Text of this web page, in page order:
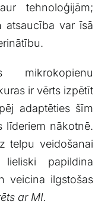
tehnoloģijām;
atsaucība var īsā
mikrokopienu
ir ⁢vērts izpētīt
adaptēties šīm
līderiem nākotnē.
telpu veidošanai
papildina
veicina ilgstošas
ar MI.